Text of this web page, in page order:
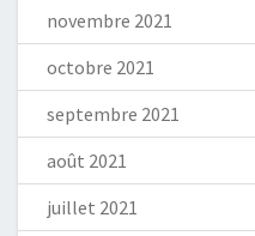
novembre 2021
octobre 2021
septembre 2021
août 2021
juillet 2021